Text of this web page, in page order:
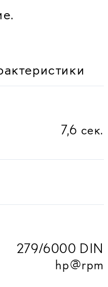
7,6 сек.
279/6000 DIN
hp@rpm